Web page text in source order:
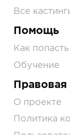
Все
Помощь
Как
Обучение
О проекте
Политика